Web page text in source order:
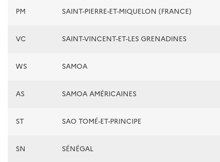
PM SAINT-PIERRE-ET-MIQUELON (FRANCE)
VC SAINT-VINCENT-ET-LES GRENADINES
WS SAMOA
AS SAMOA AMÉRICAINES
ST SAO TOMÉ-ET-PRINCIPE
SN SÉNÉGAL